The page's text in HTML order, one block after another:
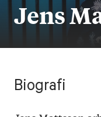
Jens
Biografi